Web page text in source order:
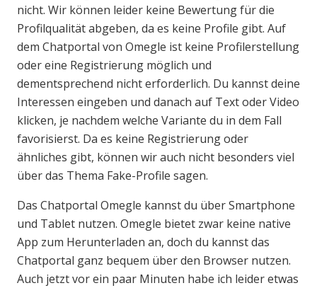
nicht. Wir können leider keine Bewertung für die
Profilqualität abgeben, da es keine Profile gibt. Auf
dem Chatportal von Omegle ist keine Profilerstellung
oder eine Registrierung möglich und
dementsprechend nicht erforderlich. Du kannst deine
Interessen eingeben und danach auf Text oder Video
klicken, je nachdem welche Variante du in dem Fall
favorisierst. Da es keine Registrierung oder
ähnliches gibt, können wir auch nicht besonders viel
über das Thema Fake-Profile sagen.
Das Chatportal Omegle kannst du über Smartphone
und Tablet nutzen. Omegle bietet zwar keine native
App zum Herunterladen an, doch du kannst das
Chatportal ganz bequem über den Browser nutzen.
Auch jetzt vor ein paar Minuten habe ich leider etwas